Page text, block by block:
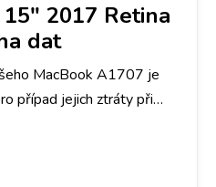
2017 Retina
dat
MacBook A1707 je
případ jejich ztráty při
softwaru. Vaše data
na objemu dat, který